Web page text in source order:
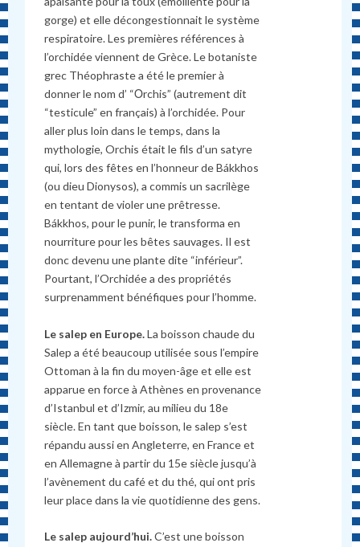
gorge) et elle décongestionnait le système
respiratoire. Les premières références à
l’orchidée viennent de Grèce. Le botaniste
grec Théophraste a été le premier à
donner le nom d’ “Οrchis” (autrement dit
“testicule” en français) à l’orchidée. Pour
aller plus loin dans le temps, dans la
mythologie, Orchis était le fils d’un satyre
qui, lors des fêtes en l’honneur de Bákkhos
(ou dieu Dionysos), a commis un sacrilège
en tentant de violer une prêtresse.
Bákkhos, pour le punir, le transforma en
nourriture pour les bêtes sauvages. Il est
donc devenu une plante dite “inférieur”.
Pourtant, l’Orchidée a des propriétés
surprenamment bénéfiques pour l’homme.
Le salep en Europe.La boisson chaude du
Salep a été beaucoup utilisée sous l’empire
Ottoman à la fin du moyen-âge et elle est
apparue en force à Athènes en provenance
d’Istanbul et d’Izmir, au milieu du 18e
siècle. En tant que boisson, le salep s’est
répandu aussi en Angleterre, en France et
en Allemagne à partir du 15e siècle jusqu’à
l’avènement du café et du thé, qui ont pris
leur place dans la vie quotidienne des gens.
Le salep aujourd’hui.C’est une boisson